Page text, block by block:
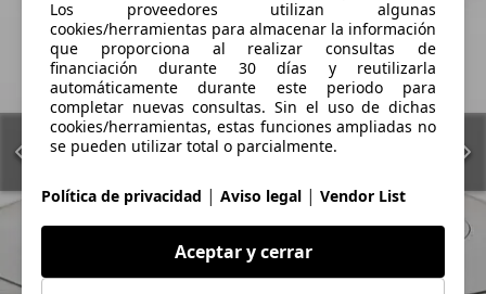
Los proveedores utilizan algunas
cookies/herramientas para almacenar la información
que proporciona al realizar consultas de
financiación durante 30 días y reutilizarla
automáticamente durante este periodo para
completar nuevas consultas. Sin el uso de dichas
cookies/herramientas, estas funciones ampliadas no
se pueden utilizar total o parcialmente.
Política de privacidad | Aviso legal | Vendor List
Aceptar y cerrar